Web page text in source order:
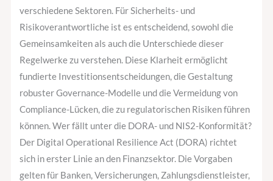
verschiedene Sektoren. Für Sicherheits- und
Risikoverantwortliche ist es entscheidend, sowohl die
Gemeinsamkeiten als auch die Unterschiede dieser
Regelwerke zu verstehen. Diese Klarheit ermöglicht
fundierte Investitionsentscheidungen, die Gestaltung
robuster Governance-Modelle und die Vermeidung von
Compliance-Lücken, die zu regulatorischen Risiken führen
können. Wer fällt unter die DORA- und NIS2-Konformität?
Der Digital Operational Resilience Act (DORA) richtet
sich in erster Linie an den Finanzsektor. Die Vorgaben
gelten für Banken, Versicherungen, Zahlungsdienstleister,